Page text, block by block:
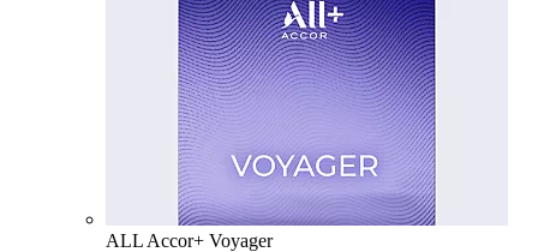
ALL Accor+ Voyager